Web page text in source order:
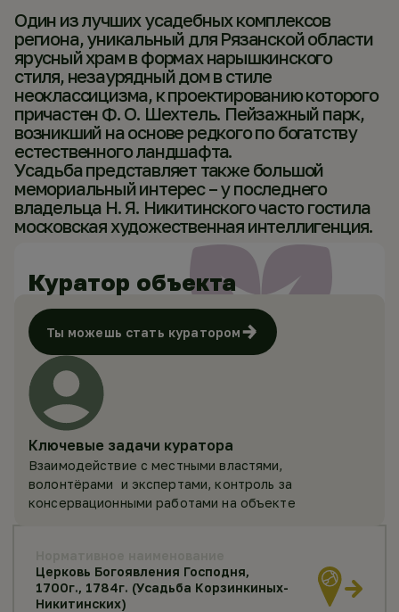
Один из лучших усадебных комплексов
региона, уникальный для Рязанской области
ярусный храм в формах нарышкинского
стиля, незаурядный дом в стиле
неоклассицизма, к проектированию которого
причастен Ф. О. Шехтель. Пейзажный парк,
возникший на основе редкого по богатству
естественного ландшафта.
Усадьба представляет также большой
мемориальный интерес – у последнего
владельца Н. Я. Никитинского часто гостила
московская художественная интеллигенция.
Церковь Богоявления Господня,
1700г., 1784г. (Усадьба Корзинкиных-
Никитинских)
Куратор объекта
Ты можешь стать куратором
Ключевые задачи куратора
Взаимодействие с местными властями,
волонтёрами и экспертами, контроль за
консервационными работами на объекте